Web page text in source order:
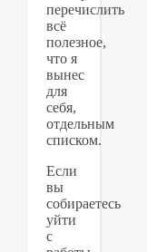
перечислить
всё
полезное,
что я
вынес
для
себя,
отдельным
списком.
Если
вы
собираетесь
уйти
с